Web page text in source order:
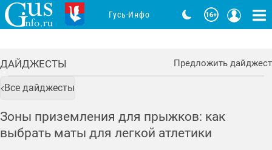
ДАЙДЖЕСТЫ Предложить дайджест
Все дайджесты
Зоны приземления для прыжков: как
выбрать маты для легкой атлетики
Гусь-Инфо